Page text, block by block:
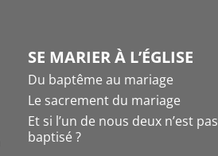
SE MARIER À L’ÉGLISE
Du baptême au mariage
Le sacrement du mariage
Et si l’un de nous deux n’est pas
baptisé ?